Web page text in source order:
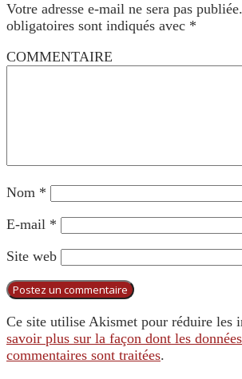
Votre adresse e-mail ne sera pas publiée.
obligatoires sont indiqués avec *
COMMENTAIRE
Nom *
E-mail *
Site web
Ce site utilise Akismet pour réduire les
savoir plus sur la façon dont les
commentaires sont traitées.